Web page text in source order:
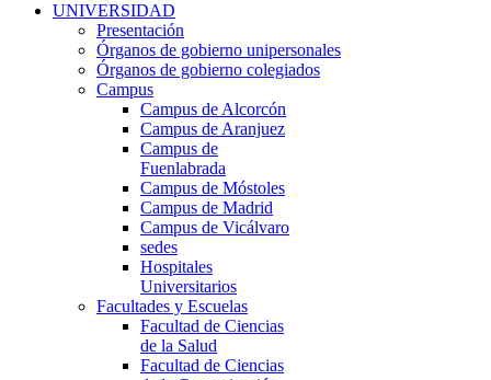
UNIVERSIDAD
Presentación
Órganos de gobierno unipersonales
Órganos de gobierno colegiados
Campus
Campus de Alcorcón
Campus de Aranjuez
Campus de
Fuenlabrada
Campus de Móstoles
Campus de Madrid
Campus de Vicálvaro
sedes
Hospitales
Universitarios
Facultades y Escuelas
Facultad de Ciencias
de la Salud
Facultad de Ciencias